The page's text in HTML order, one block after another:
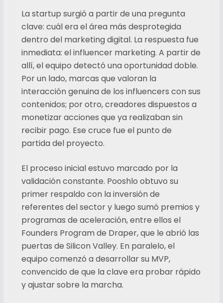
La startup surgió a partir de una pregunta
clave: cuál era el área más desprotegida
dentro del marketing digital. La respuesta fue
inmediata: el influencer marketing. A partir de
allí, el equipo detectó una oportunidad doble.
Por un lado, marcas que valoran la
interacción genuina de los influencers con sus
contenidos; por otro, creadores dispuestos a
monetizar acciones que ya realizaban sin
recibir pago. Ese cruce fue el punto de
partida del proyecto.
El proceso inicial estuvo marcado por la
validación constante. Pooshlo obtuvo su
primer respaldo con la inversión de
referentes del sector y luego sumó premios y
programas de aceleración, entre ellos el
Founders Program de Draper, que le abrió las
puertas de Silicon Valley. En paralelo, el
equipo comenzó a desarrollar su MVP,
convencido de que la clave era probar rápido
y ajustar sobre la marcha.